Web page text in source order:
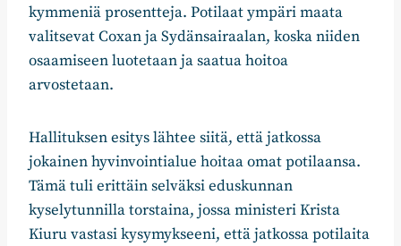
kymmeniä prosentteja. Potilaat ympäri maata
valitsevat Coxan ja Sydänsairaalan, koska niiden
osaamiseen luotetaan ja saatua hoitoa
arvostetaan.
Hallituksen esitys lähtee siitä, että jatkossa
jokainen hyvinvointialue hoitaa omat potilaansa.
Tämä tuli erittäin selväksi eduskunnan
kyselytunnilla torstaina, jossa ministeri Krista
Kiuru vastasi kysymykseeni, että jatkossa potilaita